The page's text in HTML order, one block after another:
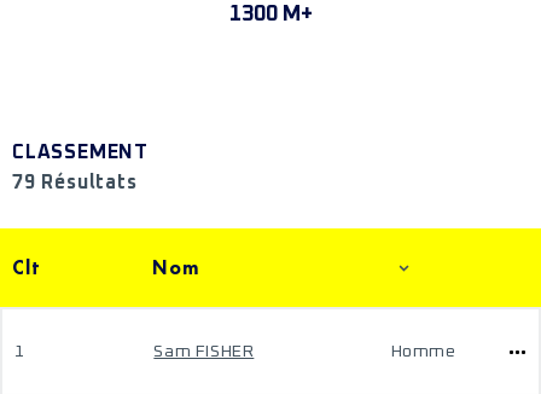
1300 M+
CLASSEMENT
79 Résultats
Clt Nom
1 Sam FISHER Homme